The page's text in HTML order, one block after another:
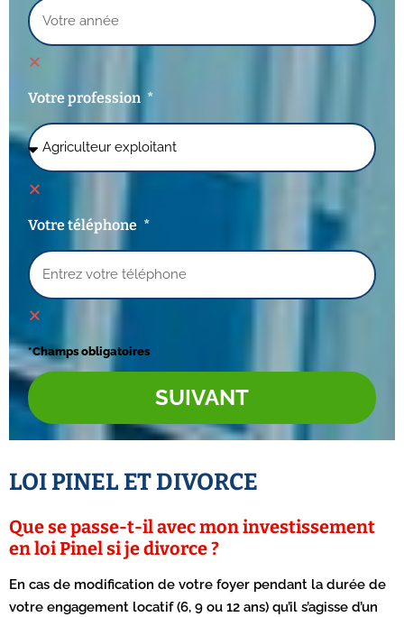
Votre profession
Votre téléphone
*Champs obligatoires
SUIVANT
LOI PINEL ET DIVORCE
Que se passe-t-il avec mon investissement
en loi Pinel si je divorce ?
En cas de modification de votre foyer pendant la durée de
votre engagement locatif (6, 9 ou 12 ans) qu’il s’agisse d’un